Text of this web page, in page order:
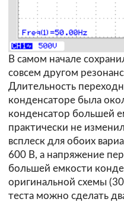
В самом начале
совсем другом
Длительность
конденсаторе была
конденсатор большей
практически не
всплеск для обоих
600 В, а напряжение
большей емкости
оригинальной схемы
теста можно сделать